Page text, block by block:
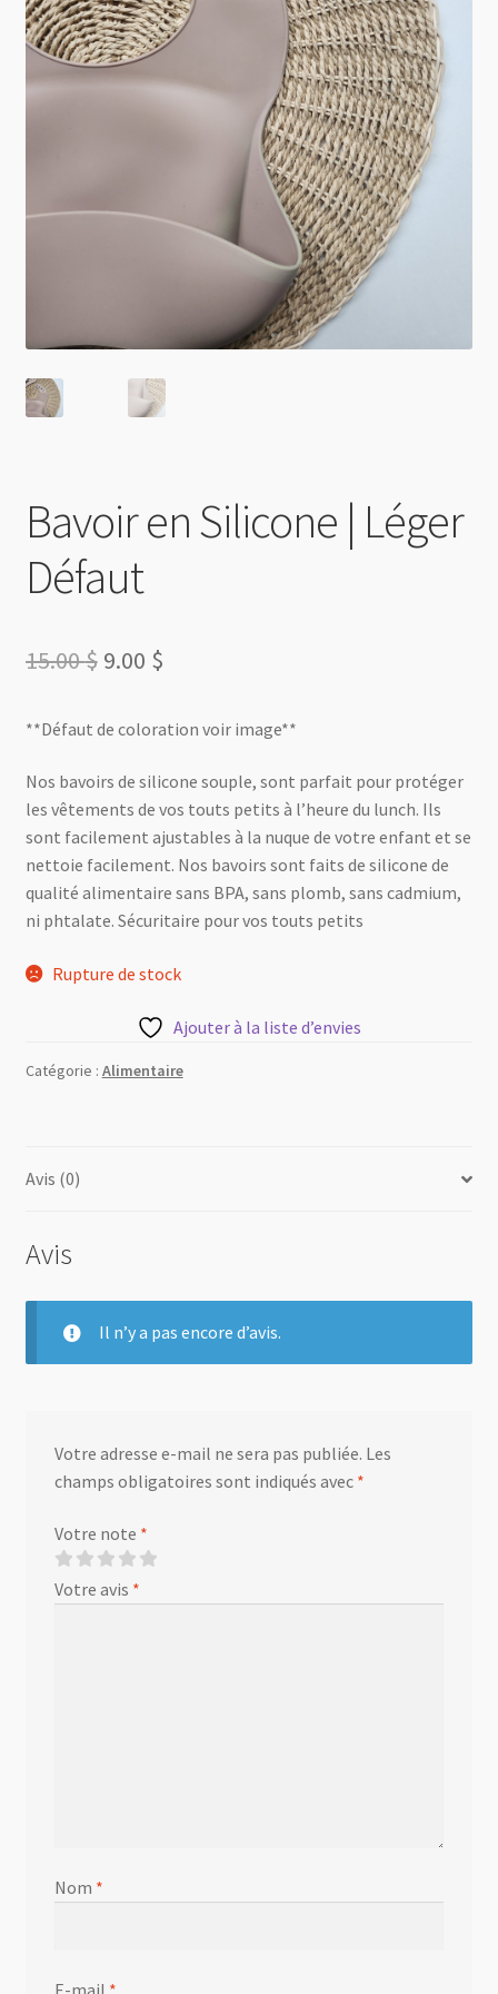
Bavoir en Silicone | Léger
Défaut
15.00$ Le
initial
était :
15.00 $.
9.00 $Le
actuel
est :
9.00 $.
**Défaut de coloration voir image**
Nos bavoirs de silicone souple, sont parfait pour protéger
les vêtements de vos touts petits à l’heure du lunch. Ils
sont facilement ajustables à la nuque de votre enfant et se
nettoie facilement. Nos bavoirs sont faits de silicone de
qualité alimentaire sans BPA, sans plomb, sans cadmium,
ni phtalate. Sécuritaire pour vos touts petits
Rupture de stock
Ajouter à la liste d’envies
Catégorie : Alimentaire
Avis (0)
Avis
Il n’y a pas encore d’avis.
Votre adresse e-mail ne sera pas publiée. Les
champs obligatoires sont indiqués avec *
Votre note *
Votre avis *
Nom *